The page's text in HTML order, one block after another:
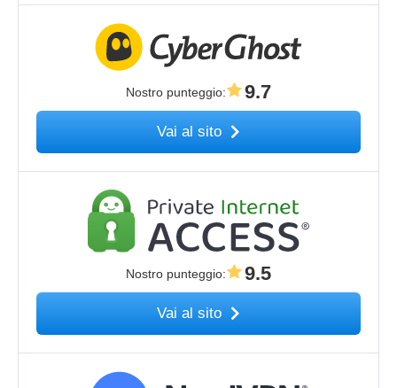
Nostro punteggio: 9.7
Vai al sito
Nostro punteggio: 9.5
Vai al sito